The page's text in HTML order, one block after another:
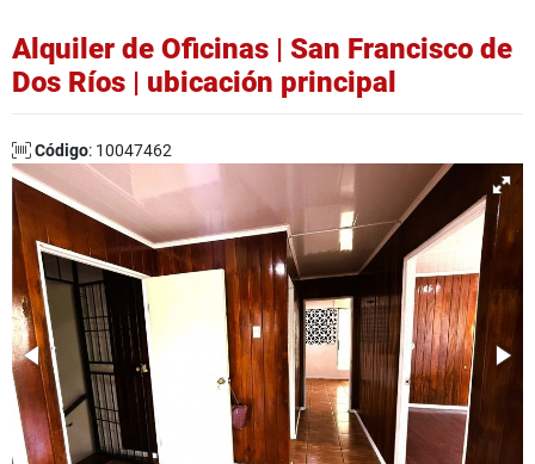
Alquiler de Oficinas | San Francisco de
Dos Ríos | ubicación principal
Código: 10047462